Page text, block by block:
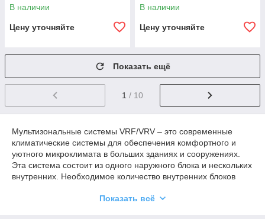
В наличии
Цену уточняйте
В наличии
Цену уточняйте
Показать ещё
1 / 10
Мультизональные системы VRF/VRV – это современные
климатические системы для обеспечения комфортного и
уютного микроклимата в больших зданиях и сооружениях.
Эта система состоит из одного наружного блока и нескольких
внутренних. Необходимое количество внутренних блоков
блок – в подвале. техническом этаже или на крыше.
Показать всё